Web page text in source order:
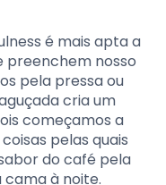
é mais apta a
preenchem nosso
pela pressa ou
cria um
começamos a
pelas quais
do café pela
à noite.